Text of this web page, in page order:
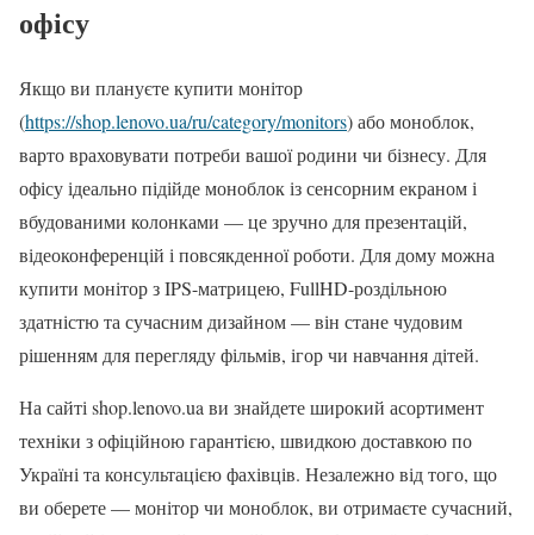
офісу
Якщо ви плануєте купити монітор
(https://shop.lenovo.ua/ru/category/monitors) або моноблок,
варто враховувати потреби вашої родини чи бізнесу. Для
офісу ідеально підійде моноблок із сенсорним екраном і
вбудованими колонками — це зручно для презентацій,
відеоконференцій і повсякденної роботи. Для дому можна
купити монітор з IPS-матрицею, FullHD-роздільною
здатністю та сучасним дизайном — він стане чудовим
рішенням для перегляду фільмів, ігор чи навчання дітей.
На сайті shop.lenovo.ua ви знайдете широкий асортимент
техніки з офіційною гарантією, швидкою доставкою по
Україні та консультацією фахівців. Незалежно від того, що
ви оберете — монітор чи моноблок, ви отримаєте сучасний,